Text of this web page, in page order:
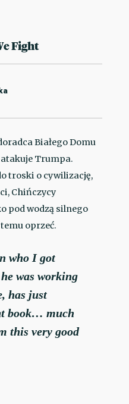
Fight
Białego Domu
Trumpa.
troski o cywilizację,
Chińczycy
pod wodzą silnego
oprzeć.
who I got
was working
has just
book… much
this very good